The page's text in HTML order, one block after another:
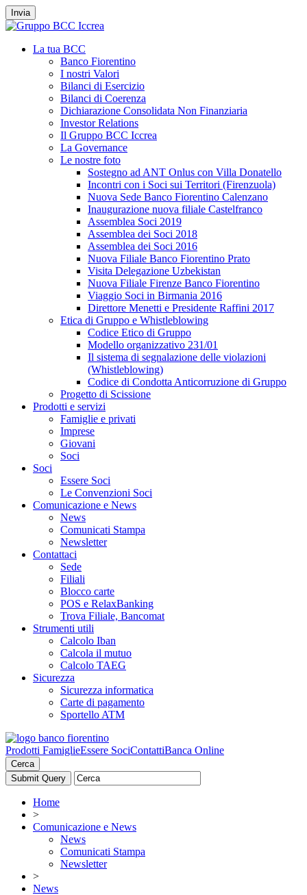
Invia
La tua BCC
Banco Fiorentino
I nostri Valori
Bilanci di Esercizio
Bilanci di Coerenza
Dichiarazione Consolidata Non Finanziaria
Investor Relations
Il Gruppo BCC Iccrea
La Governance
Le nostre foto
Sostegno ad ANT Onlus con Villa Donatello
Incontri con i Soci sui Territori (Firenzuola)
Nuova Sede Banco Fiorentino Calenzano
Inaugurazione nuova filiale Castelfranco
Assemblea Soci 2019
Assemblea dei Soci 2018
Assemblea dei Soci 2016
Nuova Filiale Banco Fiorentino Prato
Visita Delegazione Uzbekistan
Nuova Filiale Firenze Banco Fiorentino
Viaggio Soci in Birmania 2016
Direttore Menetti e Presidente Raffini 2017
Etica di Gruppo e Whistleblowing
Codice Etico di Gruppo
Modello organizzativo 231/01
Il sistema di segnalazione delle violazioni
(Whistleblowing)
Codice di Condotta Anticorruzione di Gruppo
Progetto di Scissione
Prodotti e servizi
Famiglie e privati
Imprese
Giovani
Soci
Soci
Essere Soci
Le Convenzioni Soci
Comunicazione e News
News
Comunicati Stampa
Newsletter
Contattaci
Sede
Filiali
Blocco carte
POS e RelaxBanking
Trova Filiale, Bancomat
Strumenti utili
Calcolo Iban
Calcola il mutuo
Calcolo TAEG
Sicurezza
Sicurezza informatica
Carte di pagamento
Sportello ATM
Prodotti FamiglieEssere SociContattiBanca Online
Cerca
Home
>
Comunicazione e News
News
Comunicati Stampa
Newsletter
>
News